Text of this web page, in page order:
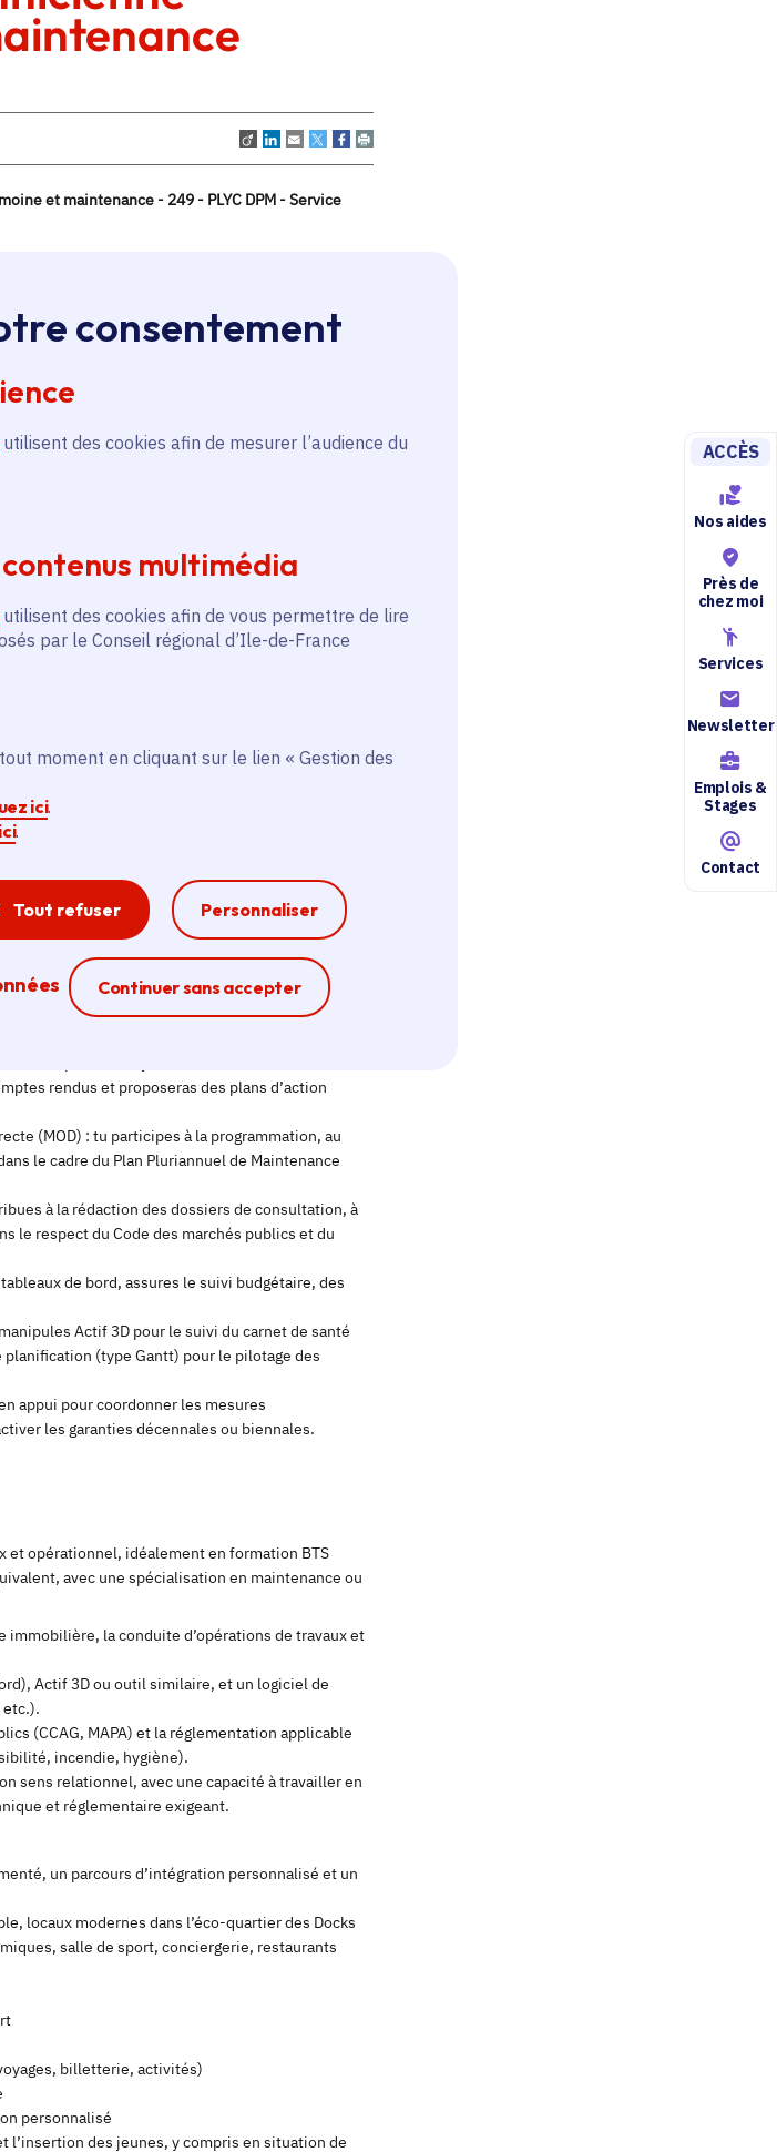
consentement
utilisent des cookies afin de mesurer l’audience du
multimédia
utilisent des cookies afin de vous permettre de lire
par le Conseil régional d’Ile-de-France
moment en cliquant sur le lien « Gestion des
ici.
.
Tout refuser Personnaliser
Continuer sans accepter
Ferme la modale
ACCÈS
Nos aides
Près de
chez moi
Services
Newsletter
Emplois &
Stages
Contact